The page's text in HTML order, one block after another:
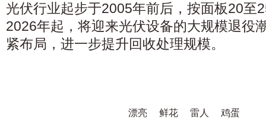
光伏行业起步于2005年前后，按面板20至
2026年起，将迎来光伏设备的大规模退役
紧布局，进一步提升回收处理规模。
漂亮 鲜花 雷人 鸡蛋